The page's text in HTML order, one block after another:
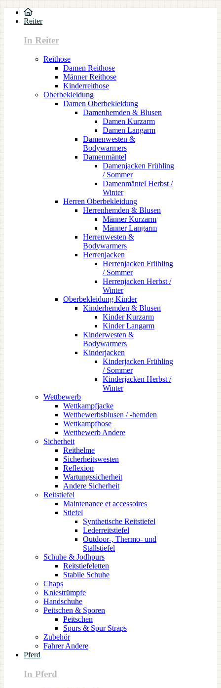
Reiter
In Reiter
Reithose
Damen Reithose
Männer Reithose
Kinderreithose
Oberbekleidung
Damen Oberbekleidung
Damenhemden & Blusen
Damen Kurzarm
Damen Langarm
Damenwesten &
Bodywarmers
Damenmäntel
Damenjacken Frühling
/ Sommer
Damenmäntel Herbst /
Winter
Herren Oberbekleidung
Herrenhemden & Blusen
Männer Kurzarm
Männer Langarm
Herrenwesten &
Bodywarmers
Herrenjacken
Herrenjacken Frühling
/ Sommer
Herrenjacken Herbst /
Winter
Oberbekleidung Kinder
Kinderhemden & Blusen
Kinder Kurzarm
Kinder Langarm
Kinderwesten &
Bodywarmers
Kinderjacken
Kinderjacken Frühling
/ Sommer
Kinderjacken Herbst /
Winter
Wettbewerb
Wettkampfjacke
Wettbewerbsblusen / -hemden
Wettkampfhose
Wettbewerb Andere
Sicherheit
Reithelme
Sicherheitswesten
Reflexion
Wartungssicherheit
Andere Sicherheit
Reitstiefel
Maintenance et accessoires
Stiefel
Synthetische Reitstiefel
Lederreitstiefel
Outdoor-, Thermo- und
Stallstiefel
Schuhe & Jodhpurs
Reitstiefeletten
Stabile Schuhe
Chaps
Kniestrümpfe
Handschuhe
Peitschen & Sporen
Peitschen
Spurs & Spur Straps
Zubehör
Fahrer Andere
Pferd
In Pferd